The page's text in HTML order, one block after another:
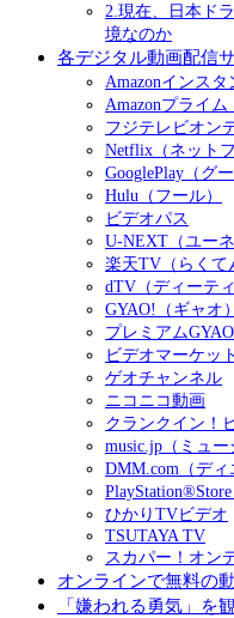
2.現在、日本ド
境なのか
各デジタル動画配信
Amazonインス
Amazonプライム
フジテレビオン
Netflix（ネット
GooglePlay（グ
Hulu（フール）
ビデオパス
U-NEXT（ユーネ
楽天TV（らくて
dTV（ディーテ
GYAO!（ギャオ）
プレミアム
ビデオマーケッ
ゲオチャンネル
ニコニコ動画
クランクイン！
music.jp（ミュ
DMM.com（ディ
ひかりTVビデオ
TSUTAYA TV
スカパー！オン
オンラインで無料の
「嫌われる勇気」を